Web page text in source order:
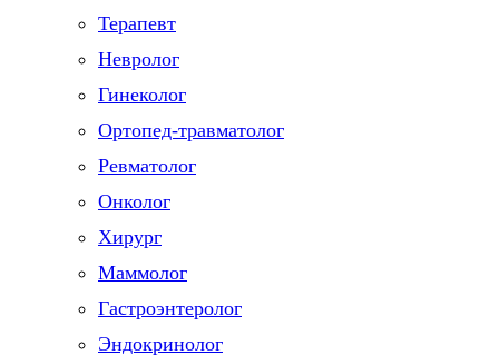
Терапевт
Невролог
Гинеколог
Ортопед-травматолог
Ревматолог
Онколог
Хирург
Маммолог
Гастроэнтеролог
Эндокринолог